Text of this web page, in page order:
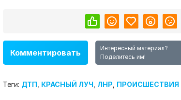
Комментировать
Интересный материал?
Поделитесь им!
Теги: ДТП КРАСНЫЙ ЛУЧ ЛНР ПРОИСШЕСТВИЯ